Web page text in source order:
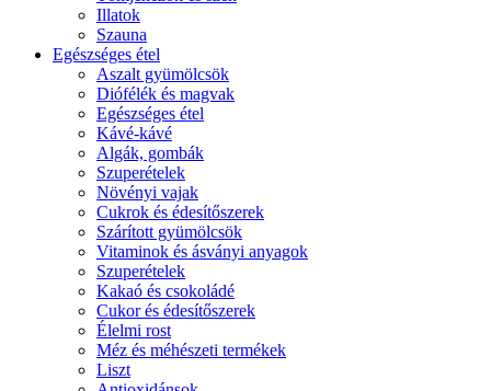
Illatok
Szauna
Egészséges étel
Aszalt gyümölcsök
Diófélék és magvak
Egészséges étel
Kávé-kávé
Algák, gombák
Szuperételek
Növényi vajak
Cukrok és édesítőszerek
Szárított gyümölcsök
Vitaminok és ásványi anyagok
Szuperételek
Kakaó és csokoládé
Cukor és édesítőszerek
Élelmi rost
Méz és méhészeti termékek
Liszt